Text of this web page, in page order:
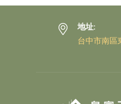
地址:
台中市南區